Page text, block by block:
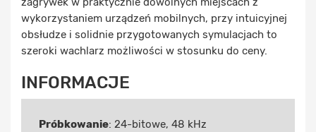
wykorzystaniem urządzeń mobilnych, przy intuicyjnej
obsłudze i solidnie przygotowanych symulacjach to
szeroki wachlarz możliwości w stosunku do ceny.
INFORMACJE
Próbkowanie: 24-bitowe, 48 kHz